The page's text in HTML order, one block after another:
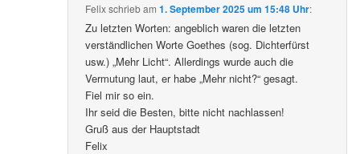
Felixschriebam1. September 2025 um 15:48 Uhr:
Zu letzten Worten: angeblich waren die letzten
verständlichen Worte Goethes (sog. Dichterfürst
usw.) „Mehr Licht“. Allerdings wurde auch die
Vermutung laut, er habe „Mehr nicht?“ gesagt.
Fiel mir so ein.
Ihr seid die Besten, bitte nicht nachlassen!
Gruß aus der Hauptstadt
Felix